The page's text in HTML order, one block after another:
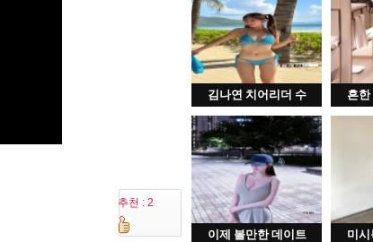
김나연 치어리더 수 흔한
이제 볼만한 데이트 미시
추천 : 2